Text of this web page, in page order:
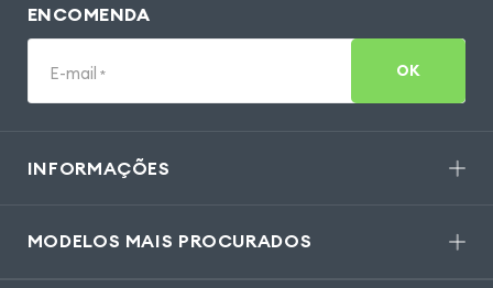
ENCOMENDA
E-mail * OK
INFORMAÇÕES
MODELOS MAIS PROCURADOS